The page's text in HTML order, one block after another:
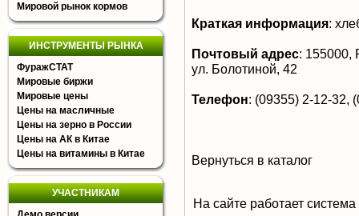
Мировой рынок кормов
ИНСТРУМЕНТЫ РЫНКА
ФуражСТАТ
Мировые биржи
Мировые цены
Цены на масличные
Цены на зерно в России
Цены на АК в Китае
Цены на витамины в Китае
УЧАСТНИКАМ
Краткая информация:
Почтовый адрес: 155000,
ул. Болотиной, 42
Телефон: (09355) 2-12-32,
Вернуться в каталог
На сайте работает